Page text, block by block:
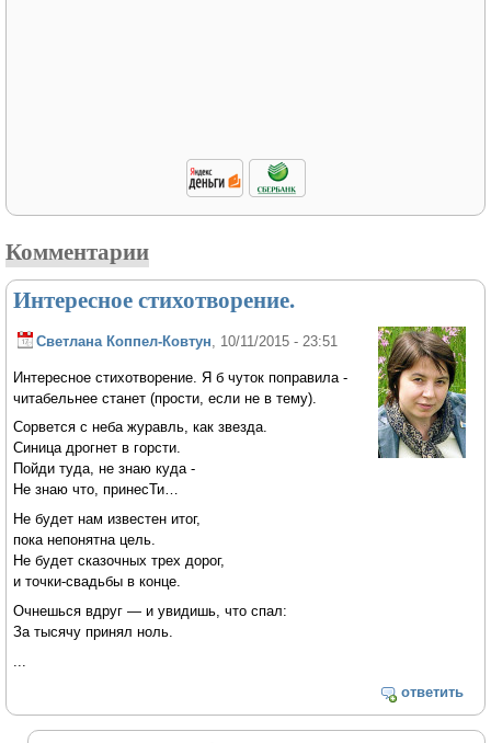
Комментарии
Интересное стихотворение.
Светлана Коппел-Ковтун , 10/11/2015 - 23:51
Интересное стихотворение. Я б чуток поправила -
читабельнее станет (прости, если не в тему).
Сорвется с неба журавль, как звезда.
Синица дрогнет в горсти.
Пойди туда, не знаю куда -
Не знаю что, принесТи…
Не будет нам известен итог,
пока непонятна цель.
Не будет сказочных трех дорог,
и точки-свадьбы в конце.
Очнешься вдруг — и увидишь, что спал:
За тысячу принял ноль.
ответить